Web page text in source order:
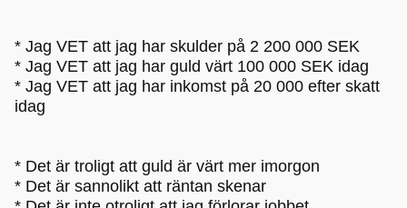
* Jag VET att jag har skulder på 2 200 000 SEK
* Jag VET att jag har guld värt 100 000 SEK idag
* Jag VET att jag har inkomst på 20 000 efter skatt
idag
* Det är troligt att guld är värt mer imorgon
* Det är sannolikt att räntan skenar